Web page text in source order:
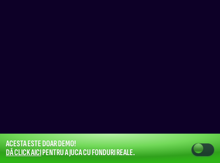
ACESTA ESTE DOAR DEMO!
DĂ CLICK AICIPENTRU A JUCA CU FONDURI REALE.